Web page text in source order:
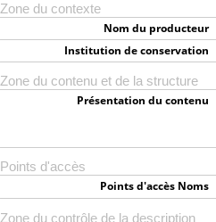
Zone du contexte
Nom du producteur
Institution de conservation
Zone du contenu et de la structure
Présentation du contenu
Points d'accès
Points d'accès Noms
Zone du contrôle de la description